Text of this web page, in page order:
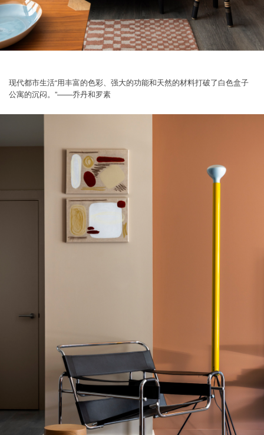
现代都市生活“用丰富的色彩、强大的功能和天然的材料打破了白色盒子
公寓的沉闷。”——乔丹和罗素